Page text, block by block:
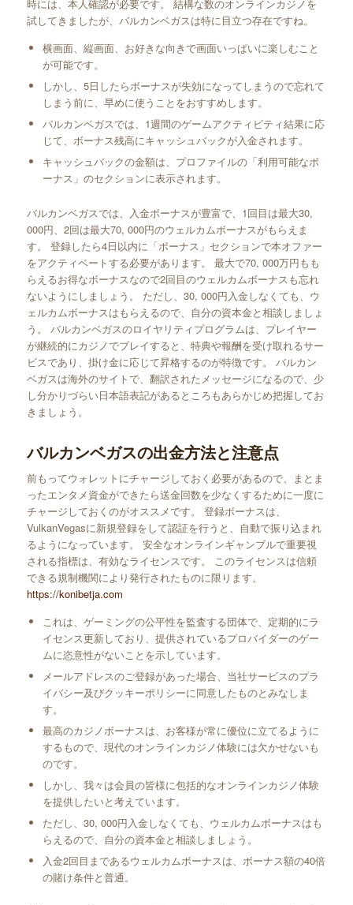
時には、本人確認が必要です。 結構な数のオンラインカジノを
試してきましたが、バルカンベガスは特に目立つ存在ですね。
横画面、縦画面、お好きな向きで画面いっぱいに楽しむこと
が可能です。
しかし、5日したらボーナスが失効になってしまうので忘れて
しまう前に、早めに使うことをおすすめします。
バルカンベガスでは、1週間のゲームアクティビティ結果に応
じて、ボーナス残高にキャッシュバックが入金されます。
キャッシュバックの金額は、プロファイルの「利用可能なボ
ーナス」のセクションに表示されます。
バルカンベガスでは、入金ボーナスが豊富で、1回目は最大30,
000円、2回は最大70, 000円のウェルカムボーナスがもらえま
す。 登録したら4日以内に「ボーナス」セクションで本オファー
をアクティベートする必要があります。 最大で70, 000万円もも
らえるお得なボーナスなので2回目のウェルカムボーナスも忘れ
ないようにしましょう。 ただし、30, 000円入金しなくても、ウ
ェルカムボーナスはもらえるので、自分の資本金と相談しましょ
う。 バルカンベガスのロイヤリティプログラムは、プレイヤー
が継続的にカジノでプレイすると、特典や報酬を受け取れるサー
ビスであり、掛け金に応じて昇格するのが特徴です。 バルカン
ベガスは海外のサイトで、翻訳されたメッセージになるので、少
し分かりづらい日本語表記があるところもあらかじめ把握してお
きましょう。
バルカンベガスの出金方法と注意点
前もってウォレットにチャージしておく必要があるので、まとま
ったエンタメ資金ができたら送金回数を少なくするために一度に
チャージしておくのがオススメです。 登録ボーナスは、
VulkanVegasに新規登録をして認証を行うと、自動で振り込まれ
るようになっています。 安全なオンラインギャンブルで重要視
される指標は、有効なライセンスです。 このライセンスは信頼
できる規制機関により発行されたものに限ります。
https://konibetja.com
これは、ゲーミングの公平性を監査する団体で、定期的にラ
イセンス更新しており、提供されているプロバイダーのゲー
ムに恣意性がないことを示しています。
メールアドレスのご登録があった場合、当社サービスのプラ
イバシー及びクッキーポリシーに同意したものとみなしま
す。
最高のカジノボーナスは、お客様が常に優位に立てるように
するもので、現代のオンラインカジノ体験には欠かせないも
のです。
しかし、我々は会員の皆様に包括的なオンラインカジノ体験
を提供したいと考えています。
ただし、30, 000円入金しなくても、ウェルカムボーナスはも
らえるので、自分の資本金と相談しましょう。
入金2回目まであるウェルカムボーナスは、ボーナス額の40倍
の賭け条件と普通。